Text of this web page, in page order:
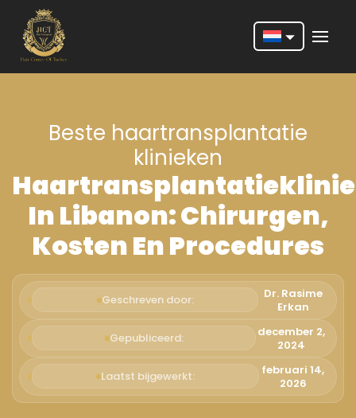
Français
Português
Español
Türkçe
Italiano
Română
Български
Beste haartransplantatie
klinieken
In Libanon: Chirurgen,
Kosten En Procedures
Geschreven door:
Dr. Rasime
Erkan
Gepubliceerd:
december 2,
2024
Laatst bijgewerkt:
februari 14,
2026